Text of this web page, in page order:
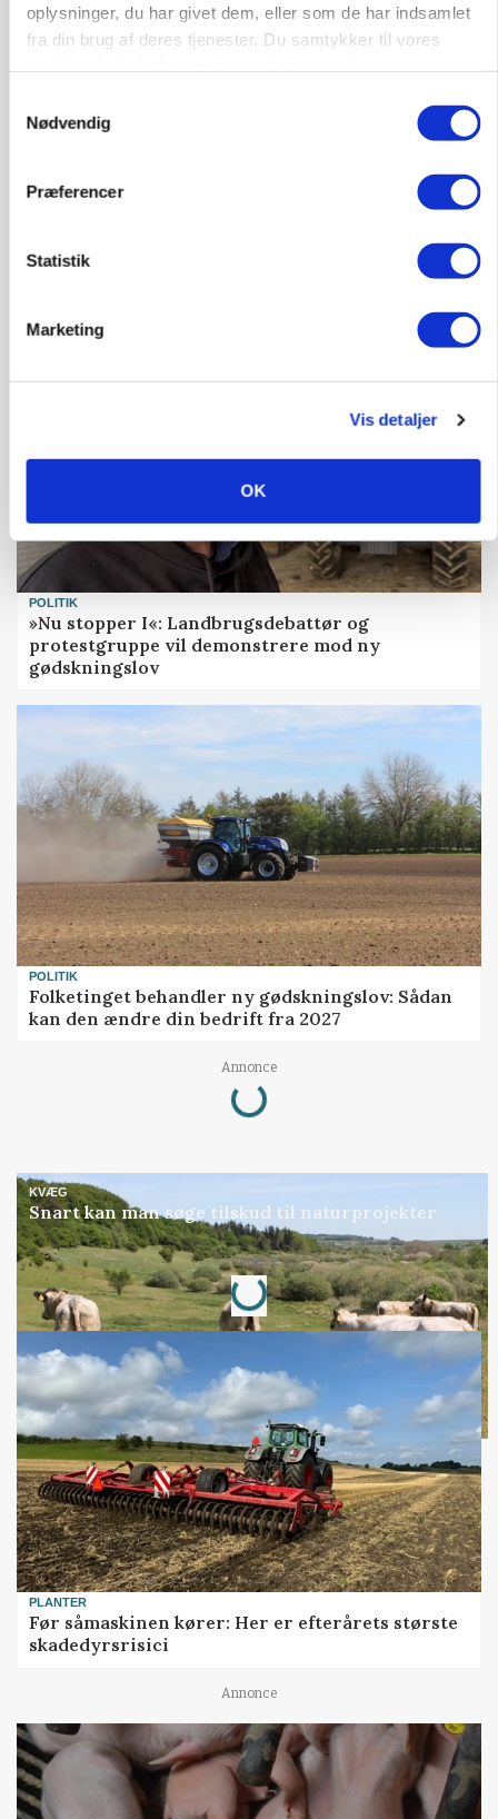
oplysninger, du har givet dem, eller som de har indsamlet
fra din brug af deres tjenester. Du samtykker til vores
Nødvendig
Præferencer
Statistik
Marketing
Vis detaljer
OK
BUSINESS
Fra mark til mur: Byggeriet kan åbne nyt
POLITIK
»Nu stopper I«: Landbrugsdebattør og
protestgruppe vil demonstrere mod ny
gødskningslov
POLITIK
Folketinget behandler ny gødskningslov: Sådan
kan den ændre din bedrift fra 2027
Annonce
Loading...
KVÆG
Snart kan man søge tilskud til naturprojekter
Annonce
Loading...
PLANTER
Før såmaskinen kører: Her er efterårets største
skadedyrsrisici
Annonce